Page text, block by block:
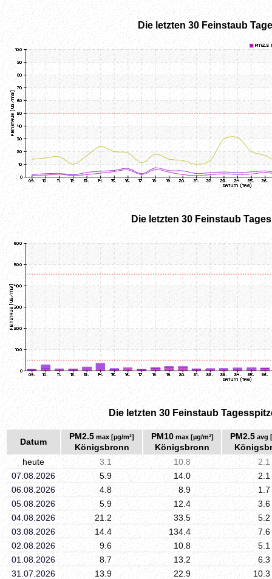
Die letzten 30 Feinstaub
Die letzten 30 Feinstaub
Die letzten 30 Feinstaub
Datum
PM2.5 max [µg/m³]
Königsbronn
PM10max [µg/m³]
Königsbronn
PM2.5avg
heute
3.1 10.8
2.1
07.08.2026
5.9 14.0
2.1
06.08.2026
4.8 8.9
1.7
05.08.2026
5.9 12.4
3.6
04.08.2026
21.2 33.5
5.2
03.08.2026
14.4 134.4
7.6
02.08.2026
9.6 10.8
5.1
01.08.2026
8.7 13.2
6.3
31.07.2026
13.9 22.9
10.3